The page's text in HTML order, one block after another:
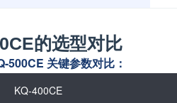
的选型对比
500CE 关键参数对比：
KQ-400CE